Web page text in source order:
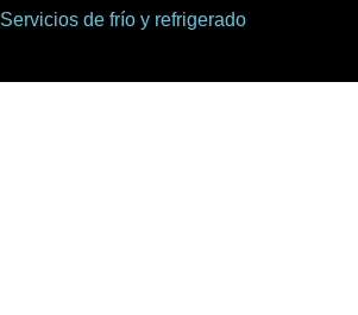
Servicios de frío y refrigerado